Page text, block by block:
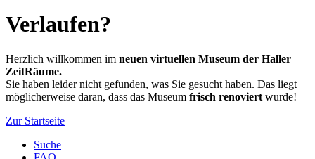
Verlaufen?
Herzlich willkommen im neuen virtuellen Museum der Haller
ZeitRäume.
Sie haben leider nicht gefunden, was Sie gesucht haben. Das liegt
möglicherweise daran, dass das Museum frisch renoviert wurde!
Zur Startseite
Suche